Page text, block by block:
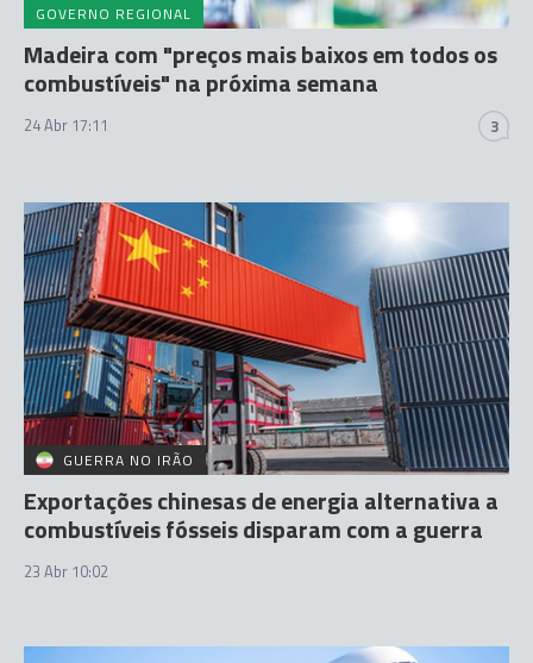
GOVERNO REGIONAL
Madeira com "preços mais baixos em todos os
combustíveis" na próxima semana
24 Abr 17:11 3
GUERRA NO IRÃO
Exportações chinesas de energia alternativa a
combustíveis fósseis disparam com a guerra
23 Abr 10:02